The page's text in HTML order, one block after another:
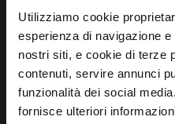
Utilizziamo cookie
esperienza di navigazione
nostri siti, e cookie di terze
contenuti, servire annunci
funzionalità dei social
fornisce ulteriori